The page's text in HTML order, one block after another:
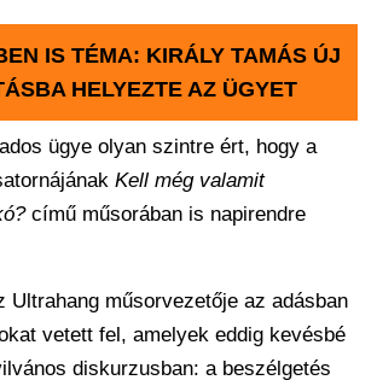
IS TÉMA: KIRÁLY TAMÁS ÚJ
HELYEZTE AZ ÜGYET
ügye olyan szintre ért, hogy a
Kell még valamit
című műsorában is napirendre
Ultrahang műsorvezetője az adásban
vetett fel, amelyek eddig kevésbé
diskurzusban: a beszélgetés